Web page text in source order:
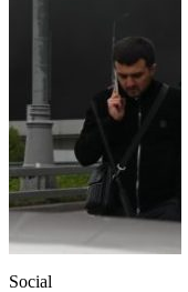
Social